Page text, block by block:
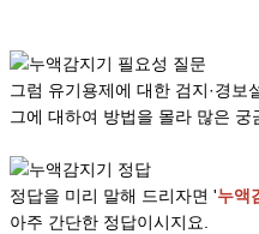
그럼 유기용제에 대한 검지·경보
그에 대하여 방법을 몰라 많은 궁
정답을 미리 말해 드리자면 '누액
아주 간단한 정답이시지요.